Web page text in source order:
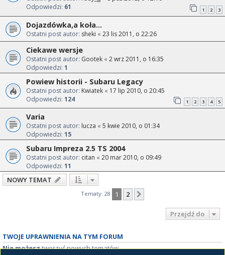
Odpowiedzi: 61 1 2 3
Dojazdówka,a koła...
Ostatni post autor: sheki « 23 lis 2011, o 22:26
Ciekawe wersje
Ostatni post autor: Gootek « 2 wrz 2011, o 16:35
Odpowiedzi: 1
Powiew historii - Subaru Legacy
Ostatni post autor: Kwiatek « 17 lip 2010, o 20:45
Odpowiedzi: 124 1 2 3 4 5
Varia
Ostatni post autor: lucza « 5 kwie 2010, o 01:34
Odpowiedzi: 15
Subaru Impreza 2.5 TS 2004
Ostatni post autor: citan « 20 mar 2010, o 09:49
Odpowiedzi: 11
NOWY TEMAT
Tematy: 28 1 2
Przejdź do
TWOJE UPRAWNIENIA NA TYM FORUM
Nie możesztworzyć nowych tematów